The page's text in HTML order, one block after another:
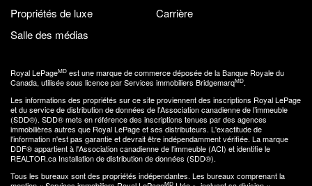
Propriétés de luxe
Carrière
Salle des médias
Royal LePageMD est une marque de commerce déposée de la Banque Royale du
Canada, utilisée sous licence par Services immobiliers BridgemarqMD.
Les informations des propriétés sur ce site proviennent des inscriptions Royal LePage
et du service de distribution de données de l'Association canadienne de l’immeuble
(SDD®). SDD® mets en référence des inscriptions tenues par des agences
immobilières autres que Royal LePage et ses distributeurs. L'exactitude de
l'information n'est pas garantie et devrait être indépendamment vérifiée. La marque
DDF® appartient à l'Association canadienne de l'immeuble (ACI) et identifie le
REALTOR.ca Installation de distribution de données (SDD®).
Tous les bureaux sont des propriétés indépendantes. Les bureaux comprenant la
MD